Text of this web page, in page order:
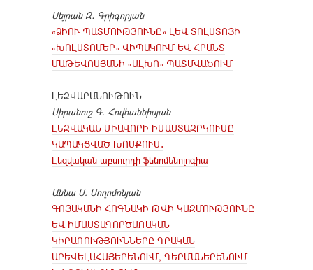
Սեյրան Զ․ Գրիգորյան
«ՁԻՈՒ ՊԱՏՄՈՒԹՅՈՒՆԸ» ԼԵՎ ՏՈԼՍՏՈՅԻ
«ԽՈԼՍՏՈՄԵՐ» ՎԻՊԱԿՈՒՄ ԵՎ ՀՐԱՆՏ
ՄԱԹԵՎՈՍՅԱՆԻ «ԱԼԽՈ» ՊԱՏՄՎԱԾՈՒՄ
ԼԵԶՎԱԲԱՆՈՒԹՈՒՆ
Սիրանուշ Գ. Հովհաննիսյան
ԼԵԶՎԱԿԱՆ ՄԻԱՎՈՐԻ ԻՄԱՍՏԱԶՐԿՈՒՄԸ
ԿԱՊԱԿՑՎԱԾ ԽՈՍՔՈՒՄ․
Լեզվական աբսուրդի ֆենոմենոլոգիա
Աննա Ս. Սողոմոնյան
ԳՈՅԱԿԱՆԻ ՀՈԳՆԱԿԻ ԹՎԻ ԿԱԶՄՈՒԹՅՈՒՆԸ
ԵՎ ԻՄԱՍՏԱԳՈՐԾԱՌԱԿԱՆ
ԿԻՐԱՌՈՒԹՅՈՒՆՆԵՐԸ ԳՐԱԿԱՆ
ԱՐԵՎԵԼԱՀԱՅԵՐԵՆՈՒՄ, ԳԵՐՄԱՆԵՐԵՆՈՒՄ